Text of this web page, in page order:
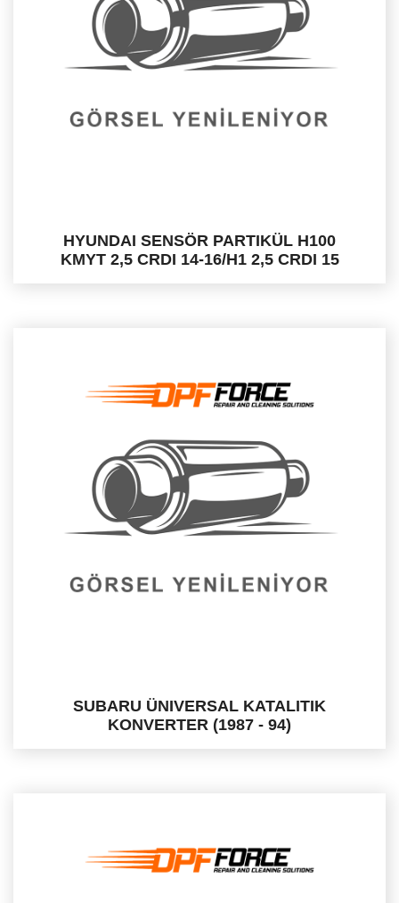
HYUNDAI SENSÖR PARTIKÜL H100
KMYT 2,5 CRDI 14-16/H1 2,5 CRDI 15
SUBARU ÜNIVERSAL KATALITIK
KONVERTER (1987 - 94)